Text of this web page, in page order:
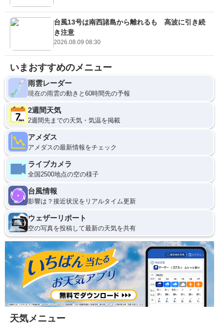
台風13号は南西諸島から離れるも 高波に引き続
き注意
2026.08.09 08:30
いまおすすめのメニュー
雨雲レーダー
現在の雨雲の動きと60時間先の予報
2週間天気
2週間先までの天気・気温を掲載
アメダス
アメダスの最新情報をチェック
ライブカメラ
全国2500地点の空の様子
台風情報
影響は？接近状況をリアルタイム更新
ウェザーリポート
空の写真を投稿して最新の天気を共有
天気メニュー